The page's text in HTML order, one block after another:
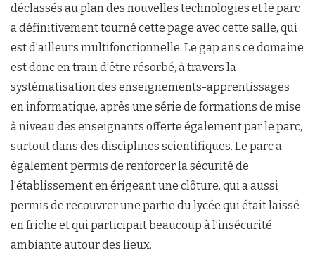
déclassés au plan des nouvelles technologies et le parc
a définitivement tourné cette page avec cette salle, qui
est d’ailleurs multifonctionnelle. Le gap ans ce domaine
est donc en train d’être résorbé, à travers la
systématisation des enseignements-apprentissages
en informatique, après une série de formations de mise
à niveau des enseignants offerte également par le parc,
surtout dans des disciplines scientifiques. Le parc a
également permis de renforcer la sécurité de
l’établissement en érigeant une clôture, qui a aussi
permis de recouvrer une partie du lycée qui était laissé
en friche et qui participait beaucoup à l’insécurité
ambiante autour des lieux.